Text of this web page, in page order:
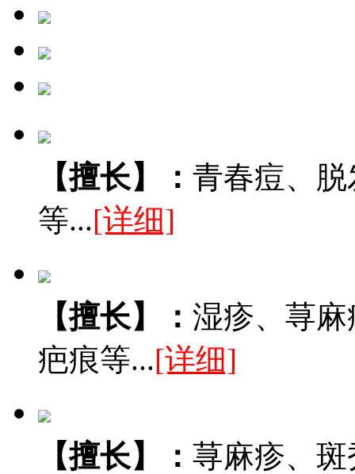
【擅长】： 青春痘、
等...[详细]
【擅长】： 湿疹、荨
疤痕等...[详细]
【擅长】： 荨麻疹、